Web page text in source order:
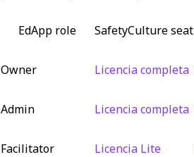
EdApp role SafetyCulture seat
Owner Licencia completa
Admin Licencia completa
Facilitator Licencia Lite